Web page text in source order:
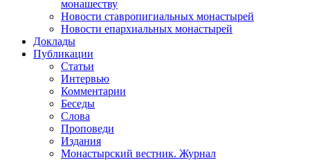
монашеству
Новости ставропигиальных монастырей
Новости епархиальных монастырей
Доклады
Публикации
Статьи
Интервью
Комментарии
Беседы
Слова
Проповеди
Издания
Монастырский вестник. Журнал